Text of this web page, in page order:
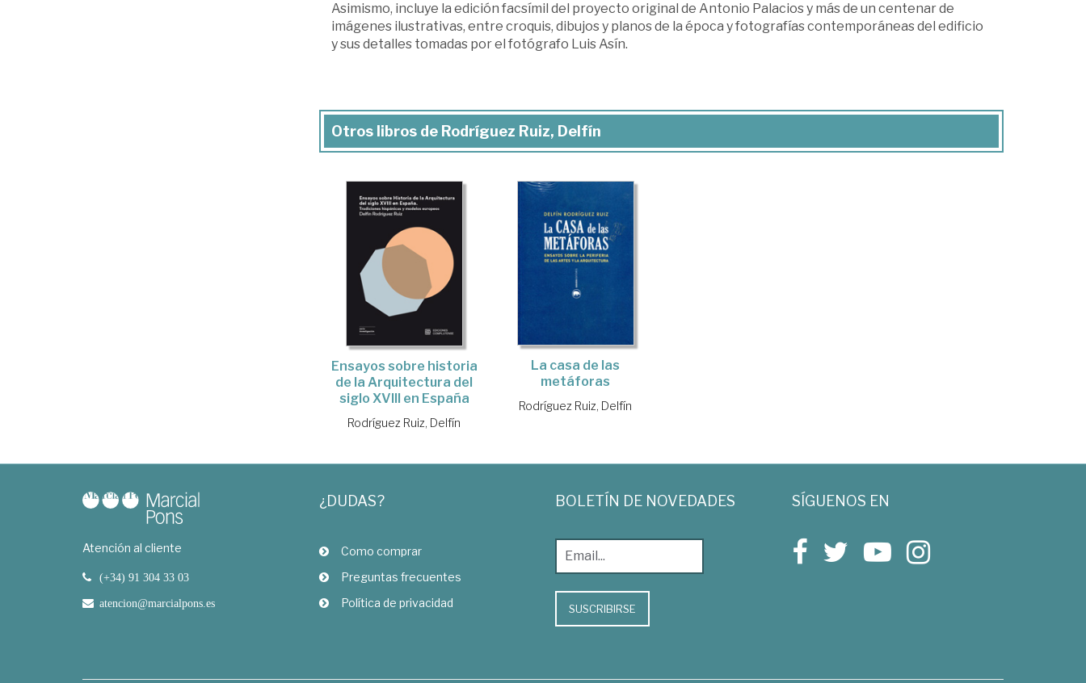
Asimismo, incluye la edición facsímil del proyecto original de Antonio Palacios y más de un centenar de
imágenes ilustrativas, entre croquis, dibujos y planos de la época y fotografías contemporáneas del edificio
y sus detalles tomadas por el fotógrafo Luis Asín.
Otros libros de Rodríguez Ruiz, Delfín
Ensayos sobre historia
de la Arquitectura del
siglo XVIII en España
Rodríguez Ruiz, Delfín
La casa de las
metáforas
Rodríguez Ruiz, Delfín
Atención al cliente
(+34) 91 304 33 03
atencion@marcialpons.es
¿DUDAS?
Como comprar
Preguntas frecuentes
Política de privacidad
BOLETÍN DE NOVEDADES
SUSCRIBIRSE
SÍGUENOS EN